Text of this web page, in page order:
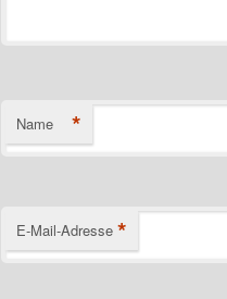
Name *
E-Mail-Adresse *